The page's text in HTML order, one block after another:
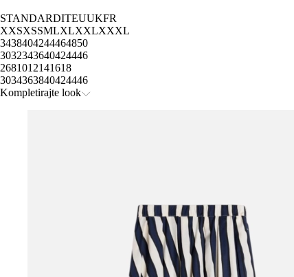
STANDARDITEUUKFR
XXSXSSMLXLXXLXXXL
3438404244464850
3032343640424446
2681012141618
3034363840424446
Kompletirajte look